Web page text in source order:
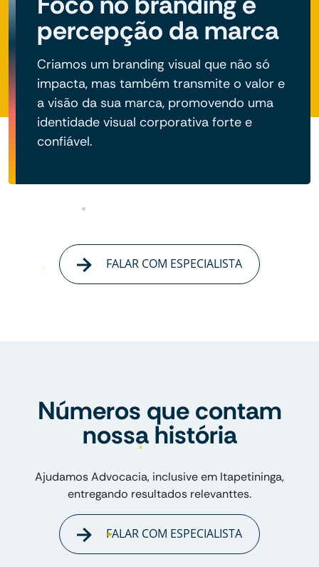
percepção da marca
Criamos um branding visual que não só
impacta, mas também transmite o valor e
a visão da sua marca, promovendo uma
identidade visual corporativa forte e
confiável.
FALAR COM ESPECIALISTA
Números que contam
nossa história
Ajudamos Advocacia, inclusive em Itapetininga,
entregando resultados relevanttes.
FALAR COM ESPECIALISTA